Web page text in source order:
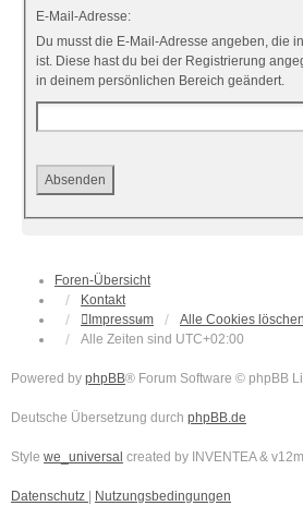
E-Mail-Adresse:
Du musst die E-Mail-Adresse angeben, die
ist. Diese hast du bei der Registrierung
in deinem persönlichen Bereich geändert.
Foren-Übersicht
Kontakt
Impressum
Alle Cookies löschen
Alle Zeiten sind UTC+02:00
Powered by phpBB® Forum Software © phpBB
Deutsche Übersetzung durch phpBB.de
Style we_universal created by INVENTEA &
Datenschutz | Nutzungsbedingungen